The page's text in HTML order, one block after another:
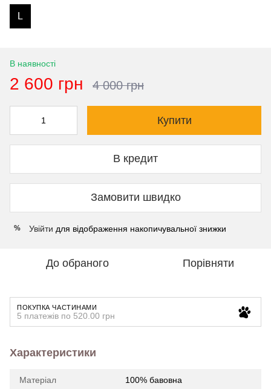
L
В наявності
2 600 грн 4 000 грн
Купити
В кредит
Замовити швидко
% Увійти для відображення накопичувальної знижки
До обраного Порівняти
ПОКУПКА ЧАСТИНАМИ
5 платежів по 520.00 грн
Характеристики
Матеріал 100% бавовна